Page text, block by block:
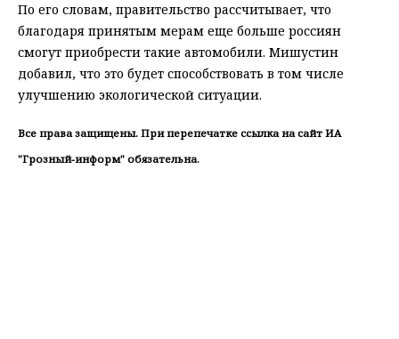
По его словам, правительство рассчитывает, что
благодаря принятым мерам еще больше россиян
смогут приобрести такие автомобили. Мишустин
добавил, что это будет способствовать в том числе
улучшению экологической ситуации.
Все права защищены. При перепечатке ссылка на сайт ИА
"Грозный-информ" обязательна.